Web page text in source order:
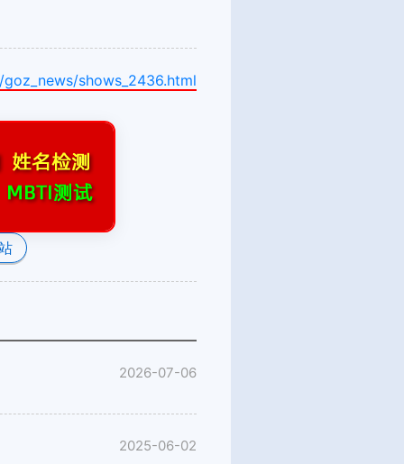
shows_2436.html
2026-07-06
2025-06-02